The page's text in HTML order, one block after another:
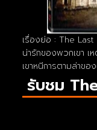
เรื่องย่อ : The
น่ารักของพวกเขา เ
เขาหนีการตามล่าข
รับชม